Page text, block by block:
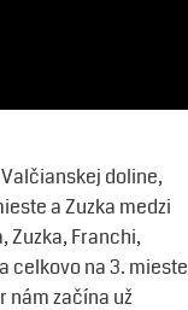
doline,
a Zuzka medzi
Zuzka, Franchi,
celkovo na 3. mieste
nám začína už